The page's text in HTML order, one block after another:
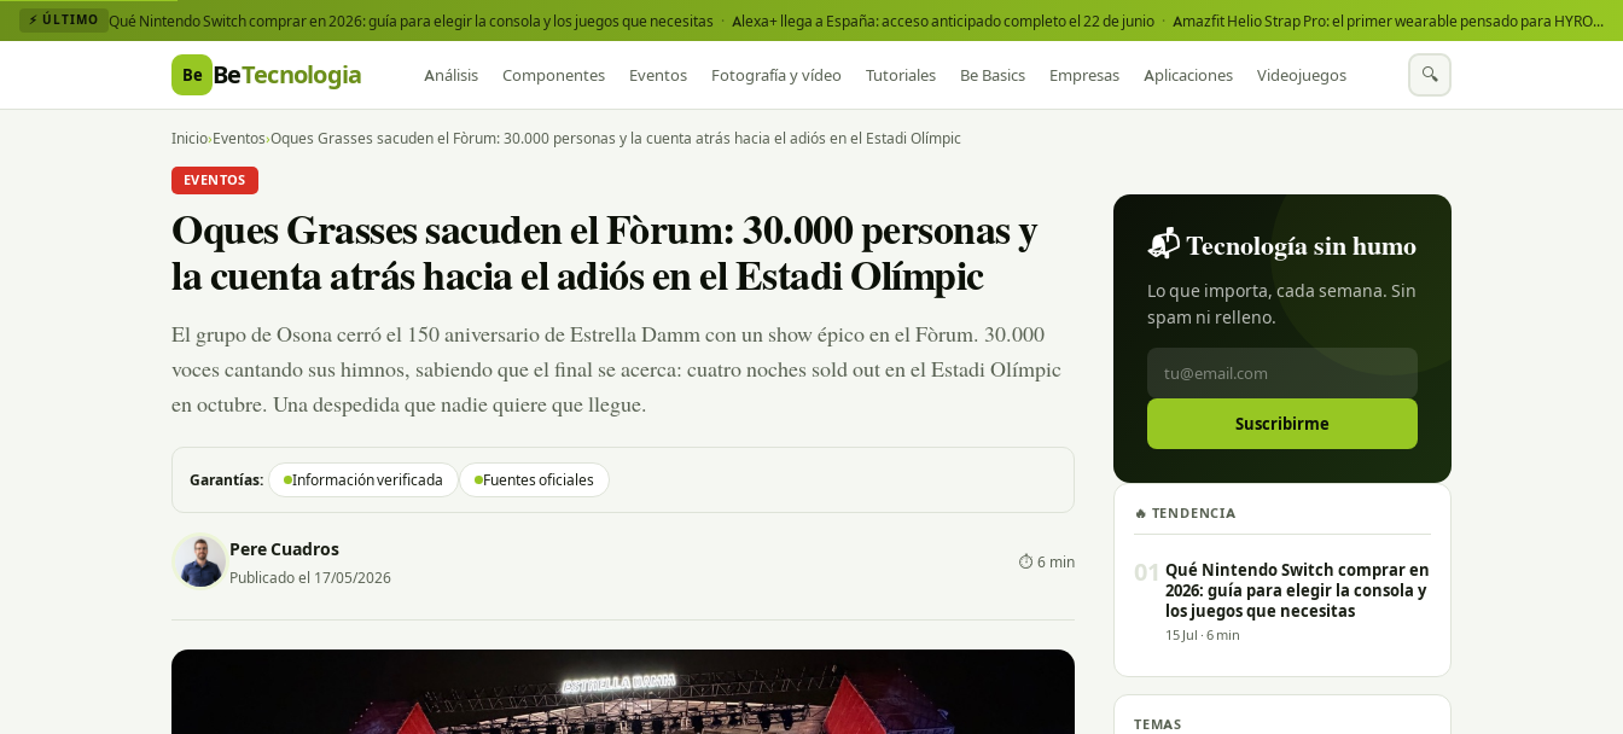
⚡ ÚLTIMO Qué Nintendo Switch comprar en 2026: guía para elegir la consola y los juegos que necesitas · Alexa+ llega a España: acceso anticipado completo el 22 de junio · Amazfit Helio Strap Pro: el primer wearable pensado para HYROX
Be BeTecnologia Análisis Componentes Eventos Fotografía y vídeo Tutoriales Be Basics Empresas Aplicaciones Videojuegos 🔍
Inicio›Eventos›Oques Grasses sacuden el Fòrum: 30.000 personas y la cuenta atrás hacia el adiós en el Estadi Olímpic
EVENTOS
Oques Grasses sacuden el Fòrum: 30.000 personas y
la cuenta atrás hacia el adiós en el Estadi Olímpic
El grupo de Osona cerró el 150 aniversario de Estrella Damm con un show épico en el Fòrum. 30.000
voces cantando sus himnos, sabiendo que el final se acerca: cuatro noches sold out en el Estadi Olímpic
en octubre. Una despedida que nadie quiere que llegue.
Garantías: Información verificada Fuentes oficiales
Pere Cuadros
Publicado el 17/05/2026
⏱ 6 min
📬 Tecnología sin humo
Lo que importa, cada semana. Sin
spam ni relleno.
Suscribirme
🔥 TENDENCIA
01 Qué Nintendo Switch comprar en
2026: guía para elegir la consola y
los juegos que necesitas
15 Jul · 6 min
TEMAS